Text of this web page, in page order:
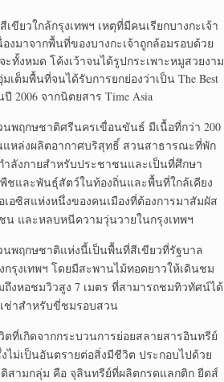
เขียวใกล้กรุงเทพฯ เหตุที่มีคนเรียกบางกะเจ้า
งมาจากพื้นที่ของบางกะเจ้าถูกล้อมรอบด้วย
ะทั้งหมด โค้งเว้าจนได้รูปกระเพาะหมูสวยงาม
เต็มพื้นที่จนได้รับการยกย่องว่าเป็น The Best
ปี 2006 จากนิตยสาร Time Asia
พฤกษชาติศรีนครเขื่อนขันธ์ มีเนื้อที่กว่า 200
แหล่งผลิตอากาศบริสุทธิ์ สวนสาธารณะที่พัก
ำลังกายสำหรับประชาชนและเป็นที่ศึกษา
ชและพันธุ์สัตว์ในท้องถิ่นและพื้นที่ใกล้เคียง
เอซิสแห่งหนึ่งของคนเมืองที่ต้องการมาสัมผัส
และหลบหนีความวุ่นวายในกรุงเทพฯ
พฤกษชาติแห่งนี้เป็นพื้นที่สีเขียวที่รัฐบาล
รุงเทพฯ โดยมีสะพานไม้ทอดยาวให้เดินชม
งหอชมวิวสูง 7 เมตร ที่สามารถชมทิวทัศน์ได้
ช่าสำหรับขี่ชมรอบสวน
ตที่เกิดจากกระบวนการย่อยสลายสารอินทรีย์
ม่เป็นอันตรายต่อสิ่งมีชีวิต ประกอบไปด้วย
สามกลุ่ม คือ จุลินทรีย์ที่ผลิตกรดแลกติก ยีตส์